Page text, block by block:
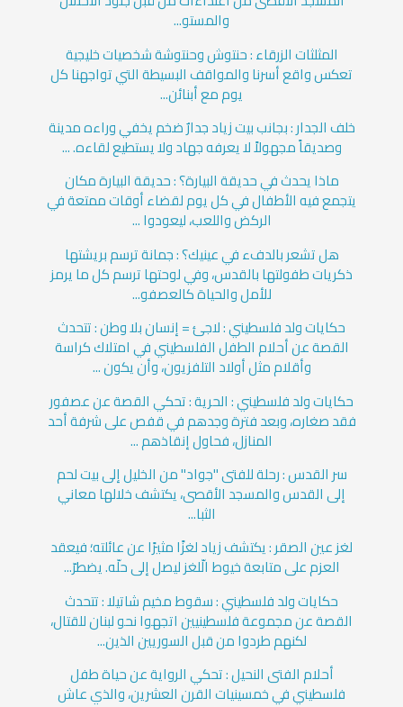
والمستو...
المثلثات الزرقاء : حنتوش وحنتوشة شخصيات خليجية
تعكس واقع أسرنا والمواقف البسيطة التي تواجهنا كل
يوم مع أبنائن...
خلف الجدار : بجانب بيت زياد جدارٌ ضخم يخفي وراءه مدينة
وصديقاً مجهولاً لا يعرفه جهاد ولا يستطيع لقاءه. ...
ماذا يحدث في حديقة البيارة؟ : حديقة البيارة مكان
يتجمع فيه الأطفال في كل يوم لقضاء أوقات ممتعة في
الركض واللعب، ليعودوا ...
هل تشعر بالدفء في عينيك؟ : جمانة ترسم بريشتها
ذكريات طفولتها بالقدس، وفي لوحتها ترسم كل ما يرمز
للأمل والحياة كالعصفو...
حكايات ولد فلسطيني : لاجئ = إنسان بلا وطن : تتحدث
القصة عن أحلام الطفل الفلسطيني في امتلاك كراسة
وأقلام مثل أولاد التلفزيون، وأن يكون ...
حكايات ولد فلسطيني : الحرية : تحكي القصة عن عصفور
فقد صغاره، وبعد فترة وجدهم في قفص على شرفة أحد
المنازل، فحاول إنقاذهم ...
سر القدس : رحلة للفتى "جواد" من الخليل إلى بيت لحم
إلى القدس والمسجد الأقصى، يكتشف خلالها معاني
الثبا...
لغز عين الصقر : يكتشف زياد لغزًا مثيرًا عن عائلته؛ فيعقد
العزم على متابعة خيوط الّلغز ليصل إلى حلّه. يضطرّ...
حكايات ولد فلسطيني : سقوط مخيم شاتيلا : تتحدث
القصة عن مجموعة فلسطينيين اتجهوا نحو لبنان للقتال،
لكنهم طردوا من قبل السوريين الذين...
أحلام الفتى النحيل : تحكي الرواية عن حياة طفل
فلسطيني في خمسينيات القرن العشرين، والذي عاش